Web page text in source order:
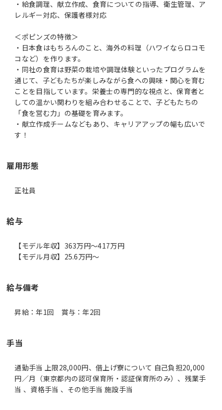
・給食調理、献立作成、食育についての指導、衛生管理、ア
レルギー対応、保護者様対応
＜ポピンズの特徴＞
・日本食はもちろんのこと、海外の料理（ハワイならロコモ
コなど）を作ります。
・同社の食育は野菜の栽培や調理体験といったプログラムを
通じて、子どもたちが楽しみながら食への興味・関心を育む
ことを目指しています。栄養士の専門的な視点と、保育者と
しての温かい関わりを組み合わせることで、子どもたちの
「食を営む力」の基礎を育みます。
・献立作成チームなどもあり、キャリアアップの幅も広いで
す！
雇用形態
正社員
給与
【モデル年収】363万円〜417万円
【モデル月収】25.6万円〜
給与備考
昇給：年1回 賞与：年2回
手当
通勤手当 上限28,000円、借上げ寮について 自己負担20,000
円／月（東京都内の認可保育所・認証保育所のみ）、残業手
当 、資格手当 、その他手当 施設手当